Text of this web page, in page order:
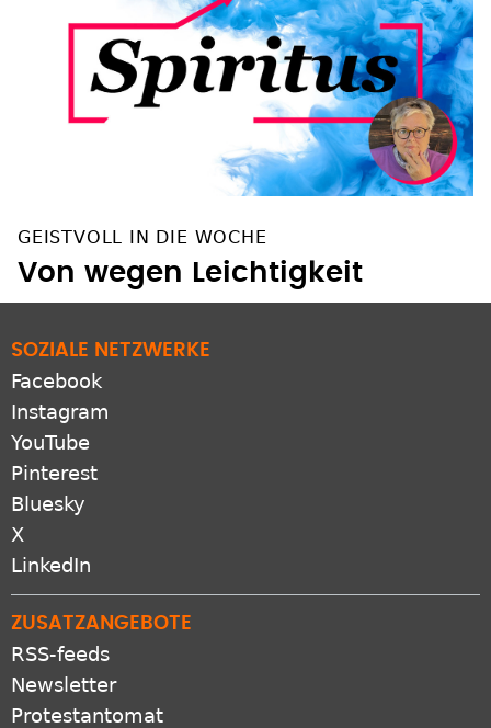
GEISTVOLL IN DIE WOCHE
Von wegen Leichtigkeit
SOZIALE NETZWERKE
Facebook
Instagram
YouTube
Pinterest
Bluesky
X
LinkedIn
ZUSATZANGEBOTE
RSS-feeds
Newsletter
Protestantomat